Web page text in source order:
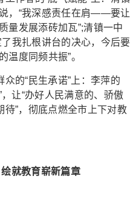
，“我深感责任在肩——要让
量发展添砖加瓦”;清镇一中
我扎根讲台的决心，今后要
温度同频共振”。
的“民生承诺”上：李萍的
，让“办好人民满意的、骄傲
待”，彻底点燃全市上下对教
就教育崭新篇章